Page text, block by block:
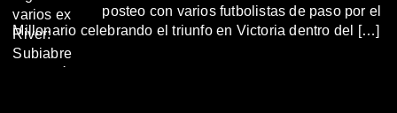
posteo con varios futbolistas de paso por el
Millonario celebrando el triunfo en Victoria dentro del […]